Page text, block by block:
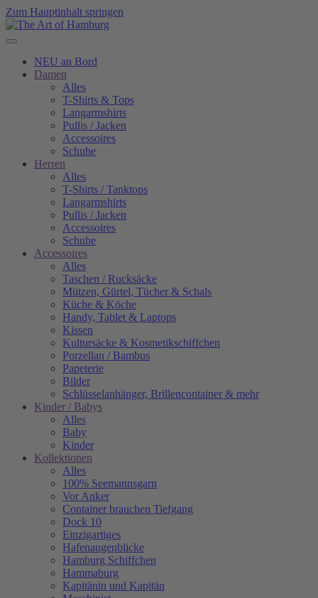
Zum Hauptinhalt springen
NEU an Bord
Damen
Alles
T-Shirts & Tops
Langarmshirts
Pullis / Jacken
Accessoires
Schuhe
Herren
Alles
T-Shirts / Tanktops
Langarmshirts
Pullis / Jacken
Accessoires
Schuhe
Accessoires
Alles
Taschen / Rucksäcke
Mützen, Gürtel, Tücher & Schals
Küche & Köche
Handy, Tablet & Laptops
Kissen
Kultursäcke & Kosmetikschiffchen
Porzellan / Bambus
Papeterie
Bilder
Schlüsselanhänger, Brillencontainer & mehr
Kinder / Babys
Alles
Baby
Kinder
Kollektionen
Alles
100% Seemannsgarn
Vor Anker
Container brauchen Tiefgang
Dock 10
Einzigartiges
Hafenaugen­blicke
Hamburg Schiffchen
Hammaburg
Kapitänin und Kapitän